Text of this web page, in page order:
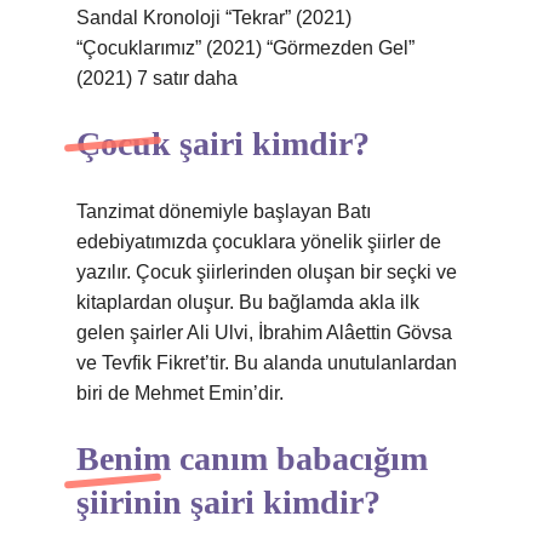
Sandal Kronoloji “Tekrar” (2021)
“Çocuklarımız” (2021) “Görmezden Gel”
(2021) 7 satır daha
Çocuk şairi kimdir?
Tanzimat dönemiyle başlayan Batı
edebiyatımızda çocuklara yönelik şiirler de
yazılır. Çocuk şiirlerinden oluşan bir seçki ve
kitaplardan oluşur. Bu bağlamda akla ilk
gelen şairler Ali Ulvi, İbrahim Alâettin Gövsa
ve Tevfik Fikret’tir. Bu alanda unutulanlardan
biri de Mehmet Emin’dir.
Benim canım babacığım
şiirinin şairi kimdir?